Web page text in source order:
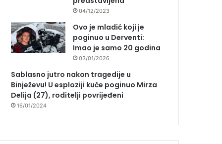
04/12/2023
Ovo je mladić koji je
poginuo u Derventi:
Imao je samo 20 godina
03/01/2026
Sablasno jutro nakon tragedije u
Binježevu! U esploziji kuće poginuo Mirza
Delija (27), roditelji povrijeđeni
16/01/2024